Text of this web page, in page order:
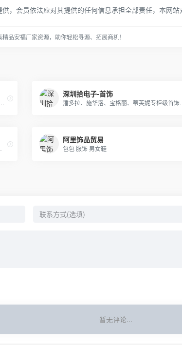
，会员依法应对其提供的任何信息承担全部责任，本网站
品安福厂家资源，助你轻松寻源、拓展商机！
深圳拾电子-首饰
潘多拉、施华洛、宝格丽、蒂芙妮专柜级首饰批发，全网质量最优，全部现货秒发。
阿里饰品贸易
包包 服饰 男女鞋
暂无评论...